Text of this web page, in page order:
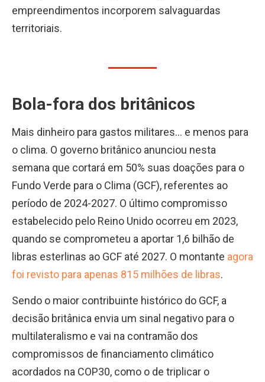
empreendimentos incorporem salvaguardas
territoriais.
Bola-fora dos britânicos
Mais dinheiro para gastos militares… e menos para
o clima. O governo britânico anunciou nesta
semana que cortará em 50% suas doações para o
Fundo Verde para o Clima (GCF), referentes ao
período de 2024-2027. O último compromisso
estabelecido pelo Reino Unido ocorreu em 2023,
quando se comprometeu a aportar 1,6 bilhão de
libras esterlinas ao GCF até 2027. O montante agora
foi revisto para apenas 815 milhões de libras.
Sendo o maior contribuinte histórico do GCF, a
decisão britânica envia um sinal negativo para o
multilateralismo e vai na contramão dos
compromissos de financiamento climático
acordados na COP30, como o de triplicar o